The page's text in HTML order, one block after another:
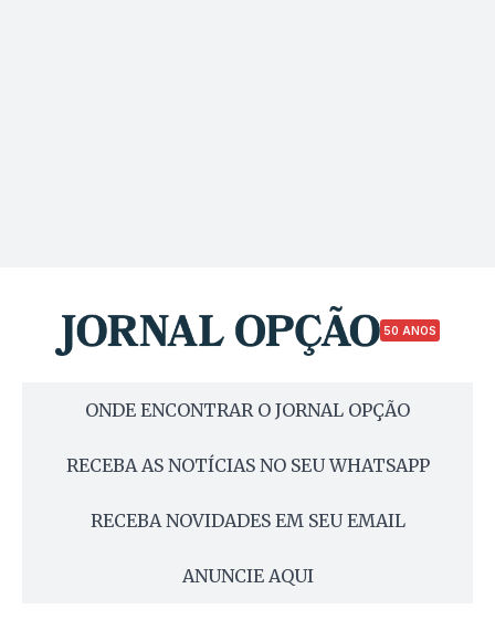
50 ANOS
ONDE ENCONTRAR O JORNAL OPÇÃO
RECEBA AS NOTÍCIAS NO SEU WHATSAPP
RECEBA NOVIDADES EM SEU EMAIL
ANUNCIE AQUI